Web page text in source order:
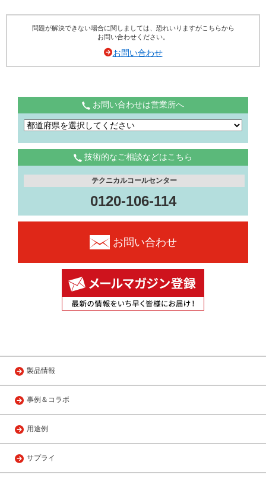
問題が解決できない場合に関しましては、恐れいりますがこちらから
お問い合わせください。
お問い合わせ
お問い合わせは営業所へ
技術的なご相談などはこちら
テクニカルコールセンター
0120-106-114
お問い合わせ
製品情報
事例＆コラボ
用途例
サプライ